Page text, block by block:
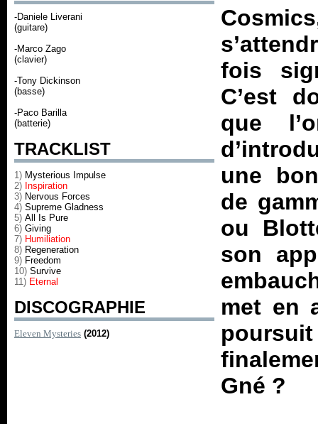
-Daniele Liverani
(guitare)
-Marco Zago
(clavier)
-Tony Dickinson
(basse)
-Paco Barilla
(batterie)
TRACKLIST
1) Mysterious Impulse
2) Inspiration
3) Nervous Forces
4) Supreme Gladness
5) All Is Pure
6) Giving
7) Humiliation
8) Regeneration
9) Freedom
10) Survive
11) Eternal
DISCOGRAPHIE
Eleven Mysteries (2012)
fois
C’est
que
une
de
ou
son
met en
Gné ?